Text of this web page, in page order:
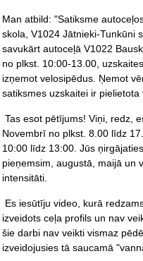
Man atbild: "Satiksme
skola, V1024 Jātnieki-Tunkūni
savukārt autoceļā V1022
no plkst. 10:00-13.00,
izņemot velosipēdus. Ņemot
satiksmes uzskaitei ir
Tas esot pētījums! Viņi, redz,
Novembrī no plkst. 8.00 līdz
10:00 līdz 13:00. Jūs
pieņemsim, augustā, maijā un
intensitāti.
Es iesūtīju video, kurā
izveidots ceļa profils un nav
šie darbi nav veikti vismaz
izveidojusies tā saucamā